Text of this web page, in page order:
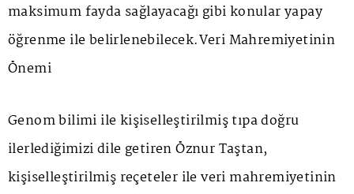
maksimum fayda sağlayacağı gibi konular yapay
öğrenme ile belirlenebilecek.Veri Mahremiyetinin
Önemi
Genom bilimi ile kişiselleştirilmiş tıpa doğru
ilerlediğimizi dile getiren Öznur Taştan,
kişiselleştirilmiş reçeteler ile veri mahremiyetinin